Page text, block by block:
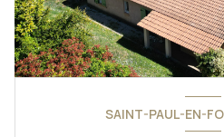
SAINT-PAUL-EN-